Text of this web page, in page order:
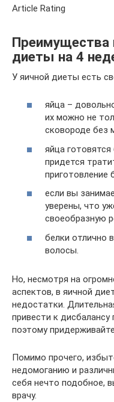
Article Rating
Преимущества
диеты на 4
У яичной диеты есть
яйца –
их можно не
сковороде без
яйца
придется
приготовление
если вы
уверены, что
своеобразную
белки отлично
волосы.
Но, несмотря на
аспектов, в яичной
недостатки.
привести к
поэтому
Помимо прочего,
недомоганию и
себя нечто подобное,
врачу.